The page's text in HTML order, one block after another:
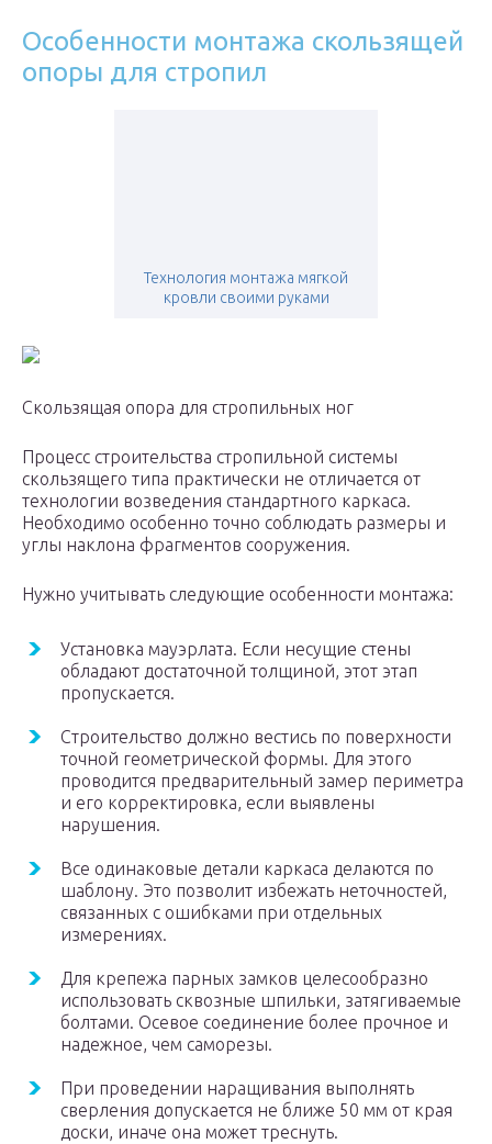
Особенности монтажа скользящей
опоры для стропил
Технология монтажа мягкой
кровли своими руками
Скользящая опора для стропильных ног
Процесс строительства стропильной системы
скользящего типа практически не отличается от
технологии возведения стандартного каркаса.
Необходимо особенно точно соблюдать размеры и
углы наклона фрагментов сооружения.
Нужно учитывать следующие особенности монтажа:
Установка мауэрлата. Если несущие стены
обладают достаточной толщиной, этот этап
пропускается.
Строительство должно вестись по поверхности
точной геометрической формы. Для этого
проводится предварительный замер периметра
и его корректировка, если выявлены
нарушения.
Все одинаковые детали каркаса делаются по
шаблону. Это позволит избежать неточностей,
связанных с ошибками при отдельных
измерениях.
Для крепежа парных замков целесообразно
использовать сквозные шпильки, затягиваемые
болтами. Осевое соединение более прочное и
надежное, чем саморезы.
При проведении наращивания выполнять
сверления допускается не ближе 50 мм от края
доски, иначе она может треснуть.